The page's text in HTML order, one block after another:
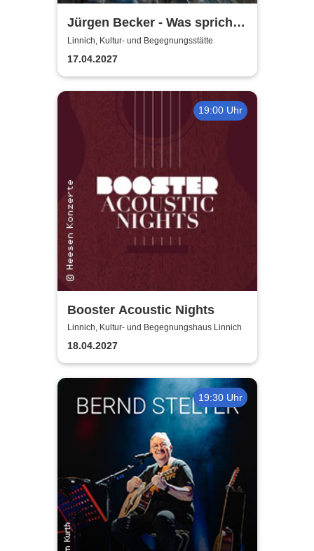
Jürgen Becker - Was spricht
gegen einen schönen Abend?
Linnich, Kultur- und Begegnungsstätte
17.04.2027
19:00 Uhr
Booster Acoustic Nights
Linnich, Kultur- und Begegnungshaus Linnich
18.04.2027
19:30 Uhr